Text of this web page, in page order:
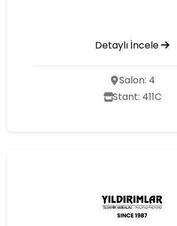
Detaylı İncele
Salon: 4
Stant: 411C